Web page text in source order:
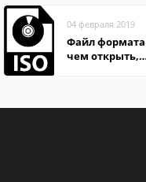
04 февраля 2019
Файл формата
чем открыть,